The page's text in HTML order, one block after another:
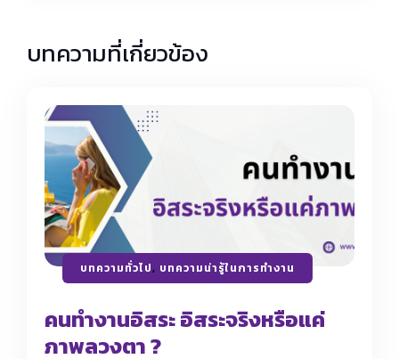
บทความที่เกี่ยวข้อง
บทความทั่วไป, บทความน่ารู้ในการทำงาน
คนทำงานอิสระ อิสระจริงหรือแค่
ภาพลวงตา ?